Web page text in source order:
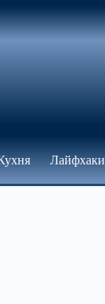
Лайфхаки